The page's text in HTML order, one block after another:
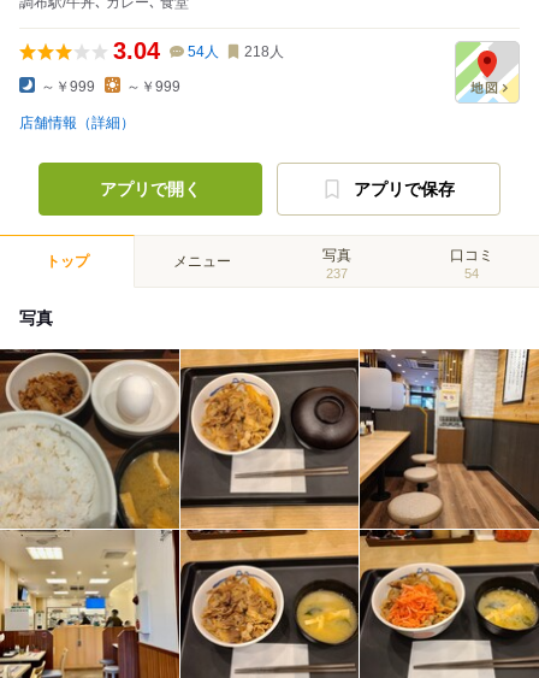
3.04 54人 218 人
～￥999 ～￥999
店舗情報（詳細）
アプリで開く アプリで保存
トップ メニュー 写真
237
口コミ
54
写真